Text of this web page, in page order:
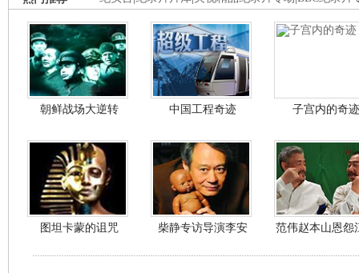
朝鲜战场大逆转 中国工程奇迹 子宫内的奇迹
图坦卡蒙的诅咒 柴静专访导演李安 范伟赵本山恩怨